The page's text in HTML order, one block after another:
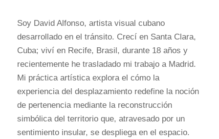
Soy David Alfonso, artista visual cubano
desarrollado en el tránsito. Crecí en Santa Clara,
Cuba; viví en Recife, Brasil, durante 18 años y
recientemente he trasladado mi trabajo a Madrid.
Mi práctica artística explora el cómo la
experiencia del desplazamiento redefine la noción
de pertenencia mediante la reconstrucción
simbólica del territorio que, atravesado por un
sentimiento insular, se despliega en el espacio.